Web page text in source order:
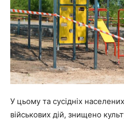
У цьому та сусідніх
військових дій, знищено